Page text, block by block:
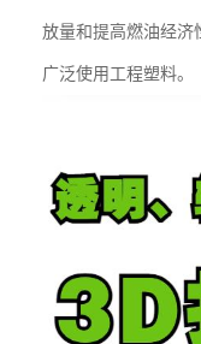
放量和提高燃油经济
广泛使用工程塑料。